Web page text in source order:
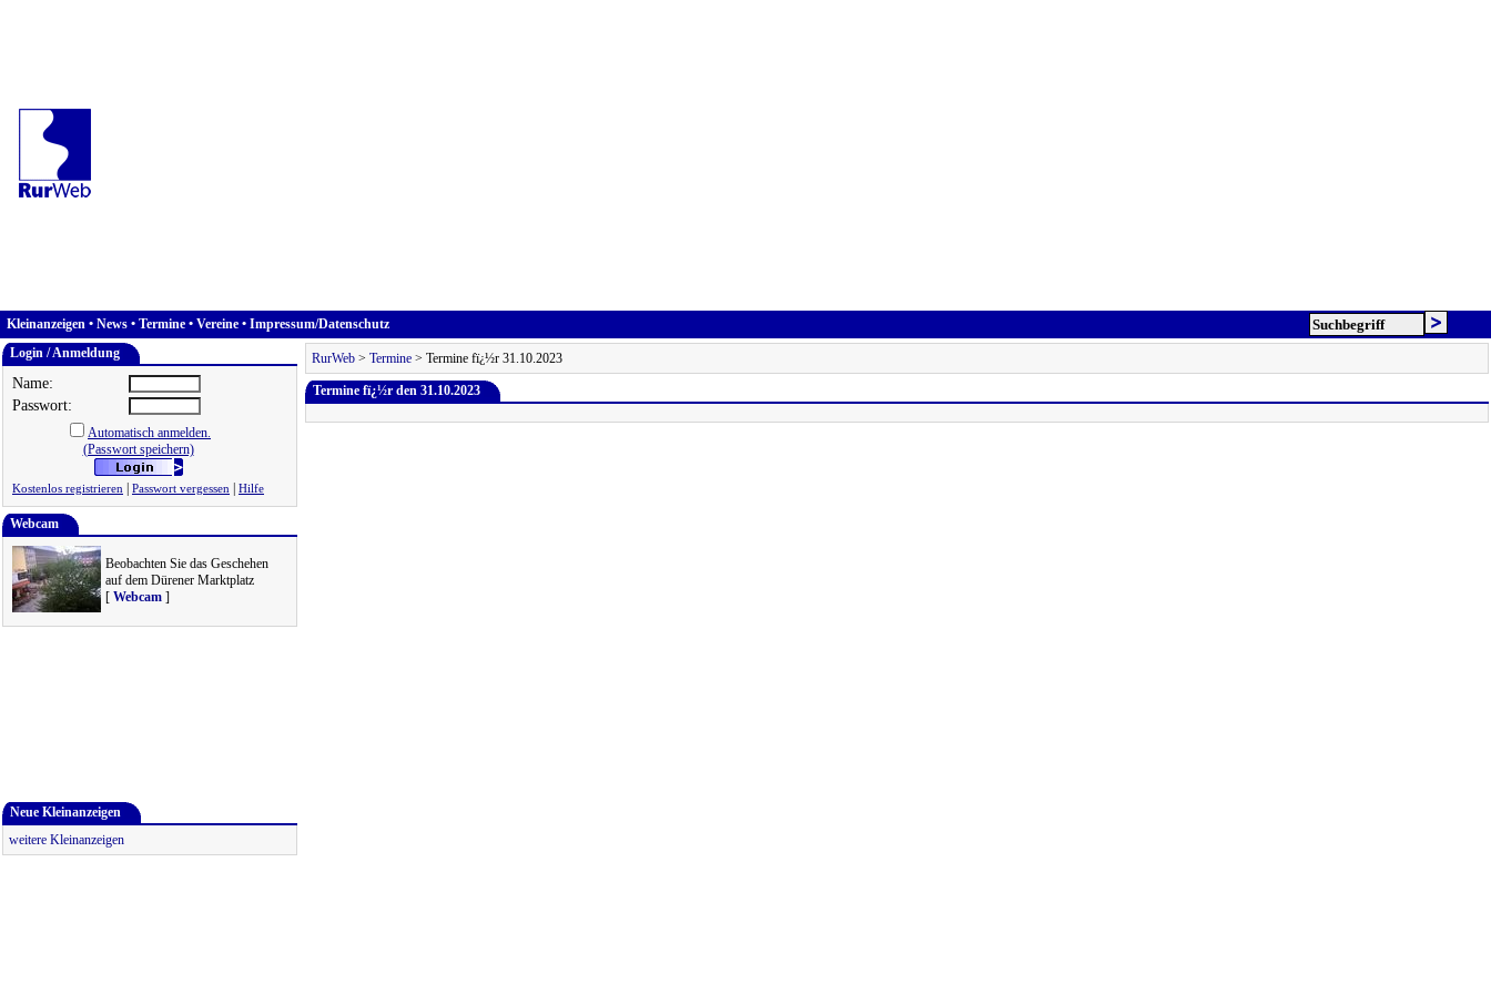
Kleinanzeigen • News • Termine • Vereine • Impressum/Datenschutz
Login / Anmeldung
Name:
Passwort:
Automatisch anmelden.
(Passwort speichern)
Kostenlos registrieren Passwort vergessen Hilfe
Webcam
Beobachten Sie das Geschehen
auf dem Dürener Marktplatz
[ Webcam ]
Neue Kleinanzeigen
weitere Kleinanzeigen
RurWeb > Termine > Termine fï¿½r 31.10.2023
Termine fï¿½r den 31.10.2023